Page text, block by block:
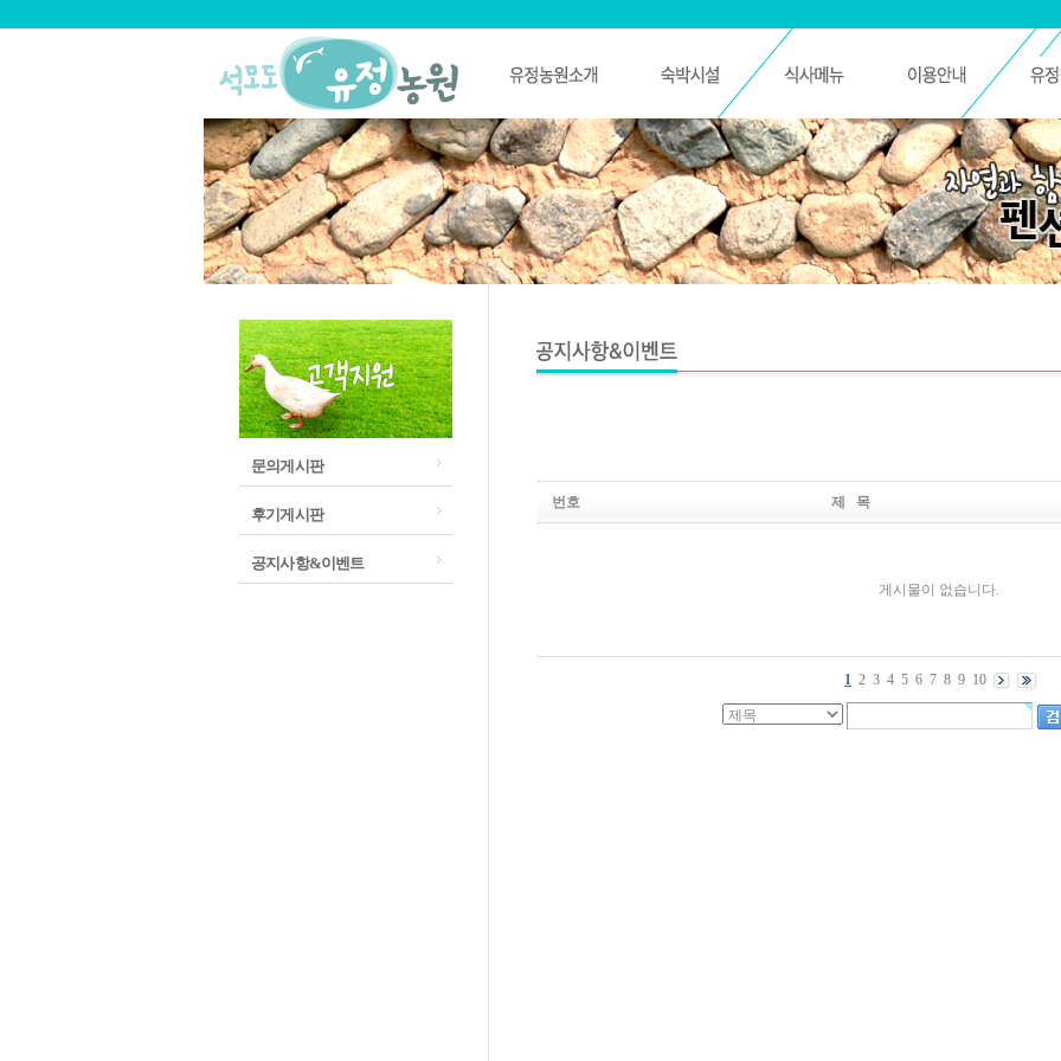
문의게시판
후기게시판
공지사항&이벤트
번호
제 목
게시물이 없습니다.
1 2 3 4 5 6 7 8 9 10